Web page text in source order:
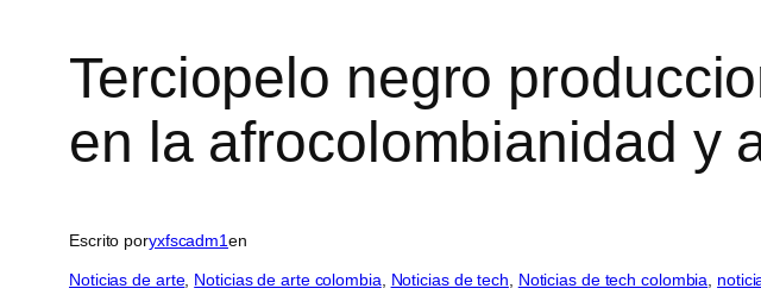
Terciopelo negro
en la afrocolombianidad y
Escrito poryxfscadm1en
Noticias de arte, Noticias de arte colombia, Noticias de tech, Noticias de tech colombia,